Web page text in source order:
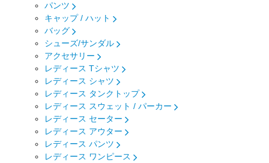
パンツ
キャップ / ハット
バッグ
シューズ/サンダル
アクセサリー
レディース Tシャツ
レディース シャツ
レディース タンクトップ
レディース スウェット / パーカー
レディース セーター
レディース アウター
レディース パンツ
レディース ワンピース